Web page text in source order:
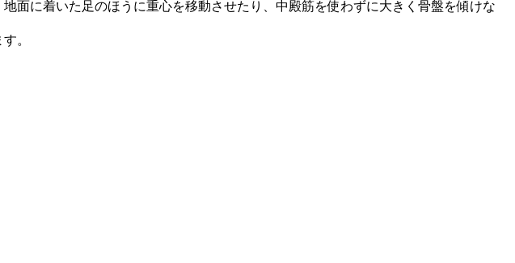
面に着いた足のほうに重心を移動させたり、中殿筋を使わずに大きく骨盤を傾けな
。